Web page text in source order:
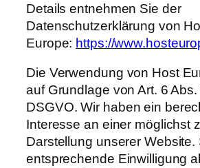
Details entnehmen Sie der
Datenschutzerklärung von
Europe: https://
Die Verwendung von Host
auf Grundlage von Art. 6 Abs.
DSGVO. Wir haben ein
Interesse an einer möglichst
Darstellung unserer Website.
entsprechende Einwilligung